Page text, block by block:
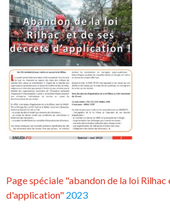
Page spéciale "abandon de la loi Rilhac
d'application" 2023